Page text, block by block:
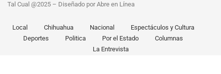
Tal Cual @2025 – Diseñado por Abre en Línea
Local Chihuahua Nacional
Espectáculos y Cultura
Deportes
Politica Por el Estado
Columnas
La Entrevista